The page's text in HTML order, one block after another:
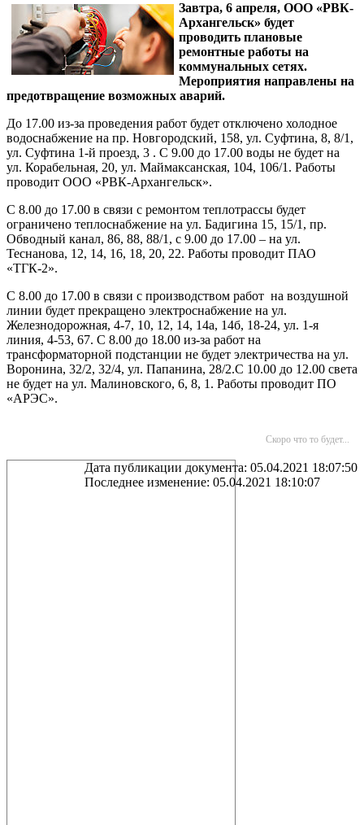
Завтра, 6 апреля, ООО «РВК-
Архангельск» будет
проводить плановые
ремонтные работы на
коммунальных сетях.
Мероприятия направлены на
предотвращение возможных аварий.
До 17.00 из-за проведения работ будет отключено холодное
водоснабжение на пр. Новгородский, 158, ул. Суфтина, 8, 8/1,
ул. Суфтина 1-й проезд, 3 . С 9.00 до 17.00 воды не будет на
ул. Корабельная, 20, ул. Маймаксанская, 104, 106/1. Работы
проводит ООО «РВК-Архангельск».
С 8.00 до 17.00 в связи с ремонтом теплотрассы будет
ограничено теплоснабжение на ул. Бадигина 15, 15/1, пр.
Обводный канал, 86, 88, 88/1, с 9.00 до 17.00 – на ул.
Теснанова, 12, 14, 16, 18, 20, 22. Работы проводит ПАО
«ТГК-2».
С 8.00 до 17.00 в связи с производством работ на воздушной
линии будет прекращено электроснабжение на ул.
Железнодорожная, 4-7, 10, 12, 14, 14а, 14б, 18-24, ул. 1-я
линия, 4-53, 67. С 8.00 до 18.00 из-за работ на
трансформаторной подстанции не будет электричества на ул.
Воронина, 32/2, 32/4, ул. Папанина, 28/2.С 10.00 до 12.00 света
не будет на ул. Малиновского, 6, 8, 1. Работы проводит ПО
«АРЭС».
Скоро что то будет...
Дата публикации документа: 05.04.2021 18:07:50
Последнее изменение: 05.04.2021 18:10:07